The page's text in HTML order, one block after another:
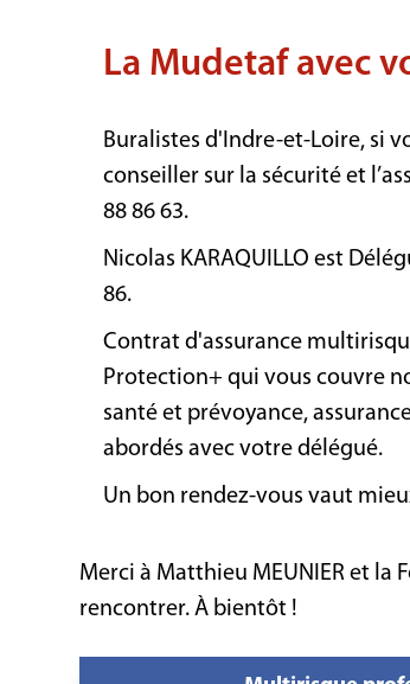
La Mudetaf avec
Buralistes d'Indre-et-Loire, si
conseiller sur la sécurité et
88 86 63.
Nicolas KARAQUILLO est
86.
Contrat d'assurance
Protection+ qui vous couvre
santé et prévoyance,
abordés avec votre délégué.
Un bon rendez-vous vaut
Merci à Matthieu MEUNIER et
rencontrer. À bientôt !